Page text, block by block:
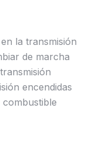
la transmisión
de marcha
encendidas
combustible